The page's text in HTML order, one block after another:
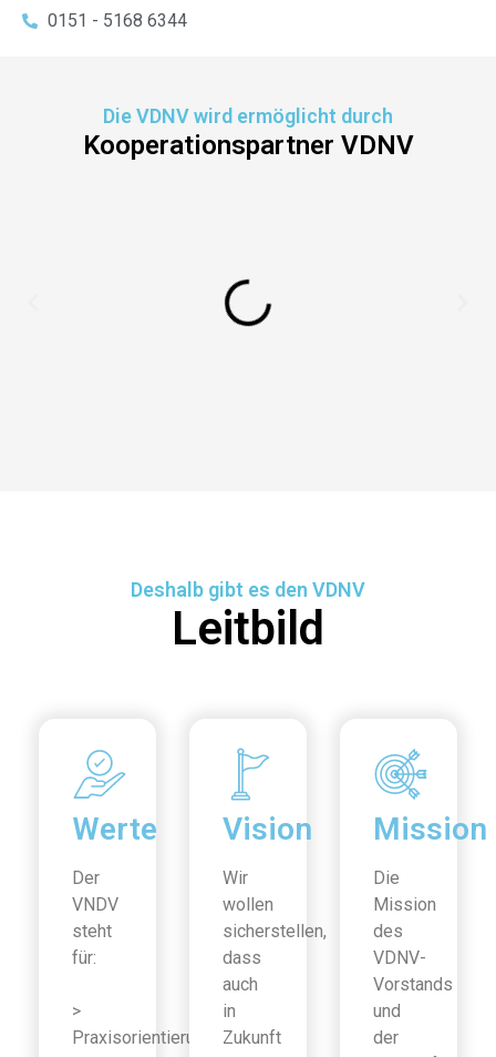
0151 - 5168 6344
Die VDNV wird ermöglicht durch
Kooperationspartner VDNV
Deshalb gibt es den VDNV
Leitbild
Werte
Der
VNDV
steht
für:
>
Praxisorientierung
Vision
Wir
wollen
sicherstellen,
dass
auch
in
Zukunft
Mission
Die
Mission
des
VDNV-
Vorstands
und
der